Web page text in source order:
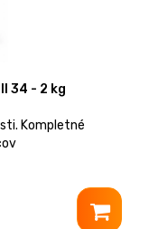
34 - 2 kg
Kompletné